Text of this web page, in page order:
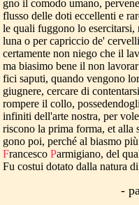
gno il comodo umano,
flusso delle doti eccellenti e
le quali fuggono lo
luna o per capriccio de'
certamente non niego che il
ma biasimo bene il non
fici saputi, quando vengono
giugnere, cercare di
rompere il collo,
infiniti dell'arte nostra, per
riscono la prima forma, et alla
gono poi, perché al biasmo
Francesco Parmigiano, del
Fu costui dotato dalla natura
-